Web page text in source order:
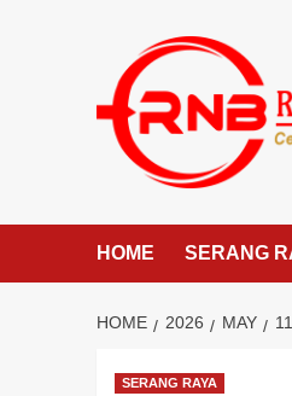
HOME SERANG
HOME 2026 MAY 11
SERANG RAYA